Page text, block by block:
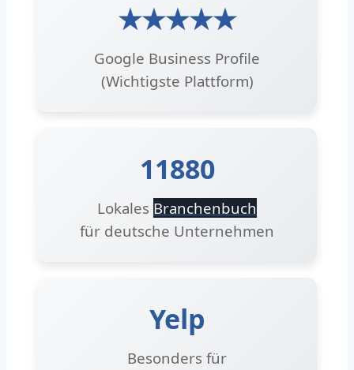
★★★★★
Google Business Profile
(Wichtigste Plattform)
11880
Lokales Branchenbuch
für deutsche Unternehmen
Yelp
Besonders für